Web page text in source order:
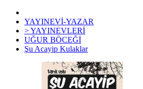
YAYINEVİ-YAZAR
> YAYINEVLERİ
UĞUR BÖCEĞİ
Şu Acayip Kulaklar